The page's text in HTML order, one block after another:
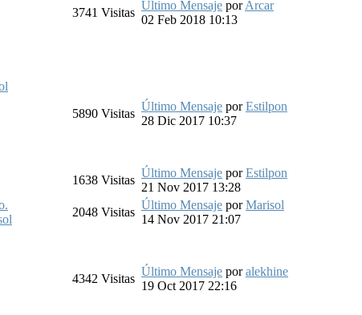
3741 Visitas
Último Mensaje porArcar
02 Feb 2018 10:13
5890 Visitas
Último Mensaje porEstilpon
28 Dic 2017 10:37
1638 Visitas
Último Mensaje porEstilpon
21 Nov 2017 13:28
2048 Visitas
Último Mensaje porMarisol
14 Nov 2017 21:07
4342 Visitas
Último Mensaje poralekhine
19 Oct 2017 22:16